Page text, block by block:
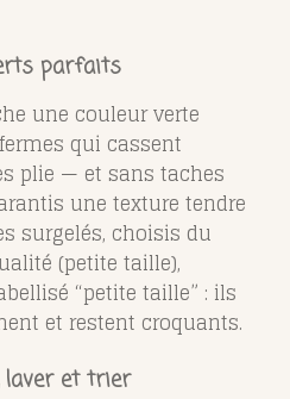
parfaits
une couleur verte
qui cassent
plie — et sans taches
une texture tendre
surgelés, choisis du
(petite taille),
“petite taille” : ils
et restent croquants.
laver et trier